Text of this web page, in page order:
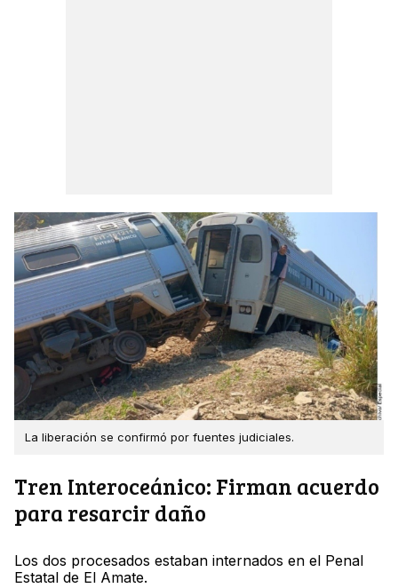
La liberación se confirmó por fuentes judiciales.
Tren Interoceánico: Firman acuerdo
para resarcir daño
Los dos procesados estaban internados en el Penal
Estatal de El Amate.